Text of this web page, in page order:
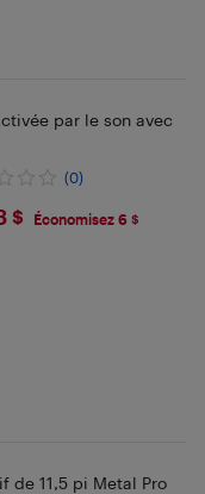
par le son avec
(0)
$ Économisez 6 $
de 11,5 pi Metal Pro